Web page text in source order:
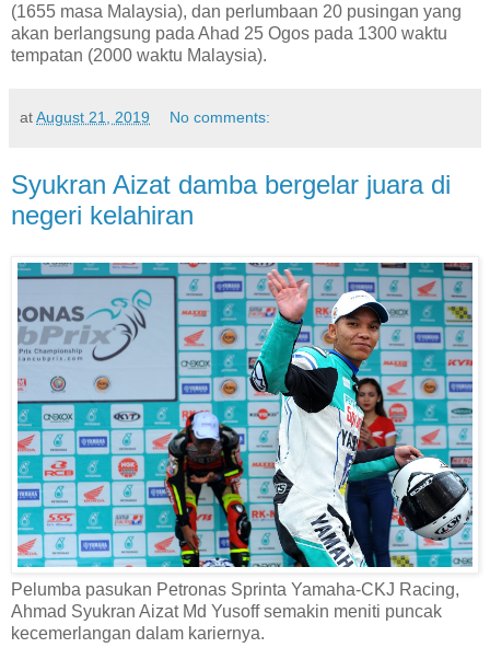
(1655 masa Malaysia), dan perlumbaan 20 pusingan yang
akan berlangsung pada Ahad 25 Ogos pada 1300 waktu
tempatan (2000 waktu Malaysia).
atAugust 21, 2019 No comments:
Syukran Aizat damba bergelar juara di
negeri kelahiran
Pelumba pasukan Petronas Sprinta Yamaha-CKJ Racing,
Ahmad Syukran Aizat Md Yusoff semakin meniti puncak
kecemerlangan dalam kariernya.